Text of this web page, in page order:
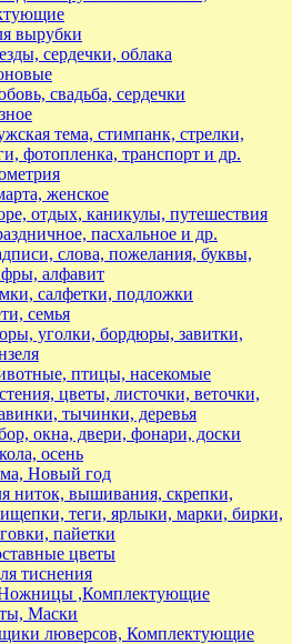
вырубки
сердечки, облака
свадьба, сердечки
тема, стимпанк, стрелки,
фотопленка, транспорт и др.
женское
отдых, каникулы, путешествия
пасхальное и др.
слова, пожелания, буквы,
алфавит
салфетки, подложки
семья
уголки, бордюры, завитки,
птицы, насекомые
цветы, листочки, веточки,
тычинки, деревья
окна, двери, фонари, доски
осень
Новый год
ниток, вышивания, скрепки,
теги, ярлыки, марки, бирки,
пайетки
цветы
тиснения
Ножницы ,Комплектующие
Маски
люверсов, Комплектующие